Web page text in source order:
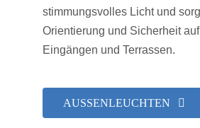
stimmungsvolles Licht und
Orientierung und Sicherheit
Eingängen und Terrassen.
AUSSENLEUCHTEN